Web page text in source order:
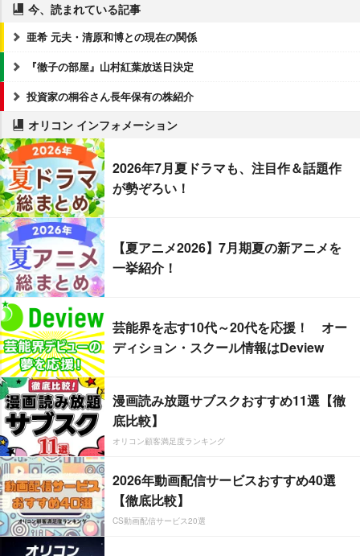
今、読まれている記事
亜希 元夫・清原和博との現在の関係
『徹子の部屋』山村紅葉放送日決定
投資家の桐谷さん長年保有の株紹介
オリコン インフォメーション
2026年7月夏ドラマも、注目作＆話題作
が勢ぞろい！
【夏アニメ2026】7月期夏の新アニメを
一挙紹介！
芸能界を志す10代～20代を応援！ オー
ディション・スクール情報はDeview
漫画読み放題サブスクおすすめ11選【徹
底比較】
オリコン顧客満足度ランキング
2026年動画配信サービスおすすめ40選
【徹底比較】
CS動画配信サービス20選